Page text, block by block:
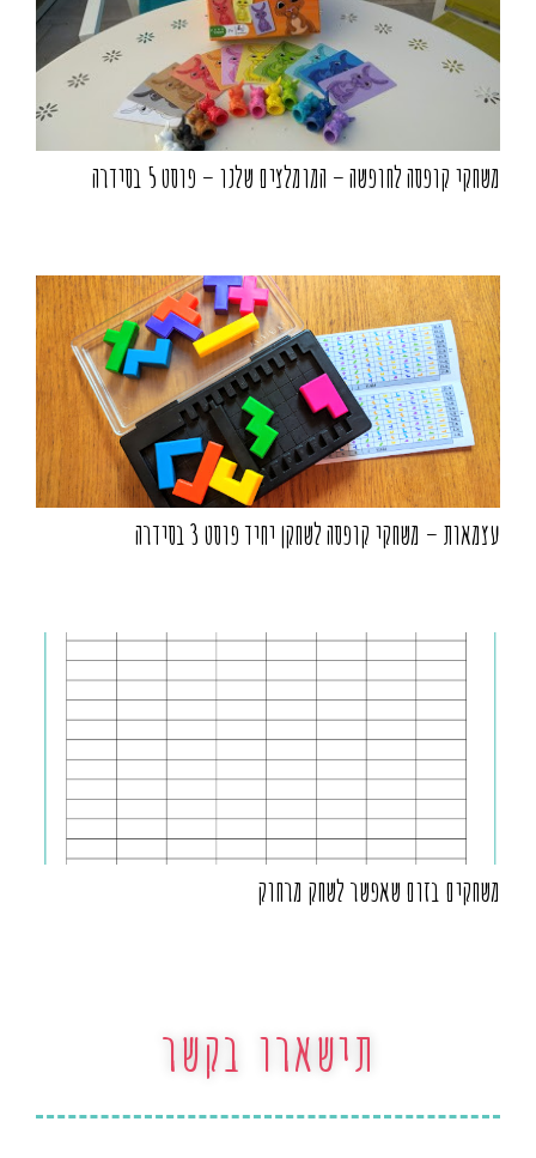
משחקי קופסה לחופשה – המומלצים שלנו – פוסט 5 בסידרה
עצמאות – משחקי קופסה לשחקן יחיד פוסט 3 בסידרה
משחקים בזום שאפשר לשחק מרחוק
תישארו בקשר